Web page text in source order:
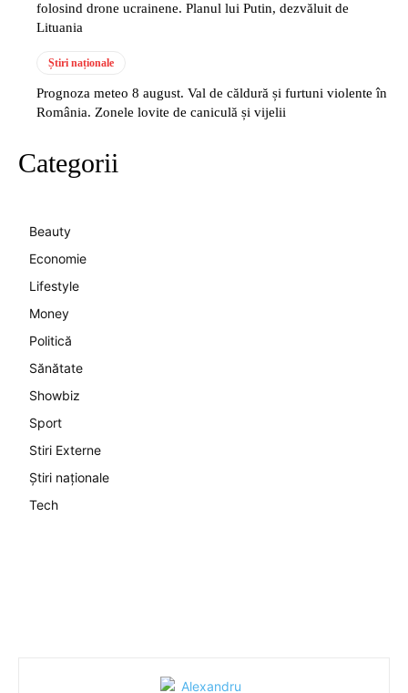
folosind drone ucrainene. Planul lui Putin, dezvăluit de
Lituania
Știri naționale
Prognoza meteo 8 august. Val de căldură și furtuni violente în
România. Zonele lovite de caniculă și vijelii
Categorii
Beauty
Economie
Lifestyle
Money
Politică
Sănătate
Showbiz
Sport
Stiri Externe
Știri naționale
Tech